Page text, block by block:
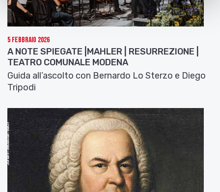
5 Febbraio 2026
A NOTE SPIEGATE |MAHLER | RESURREZIONE |
TEATRO COMUNALE MODENA
Guida all’ascolto con Bernardo Lo Sterzo e Diego
Tripodi